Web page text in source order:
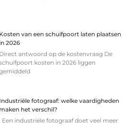
Kosten van een schuifpoort laten plaatsen
in 2026
Direct antwoord op de kostenvraag De
kosten in 2026 liggen
Industriële fotograaf: welke vaardigheden
maken het verschil?
Een industriële fotograaf doet veel meer